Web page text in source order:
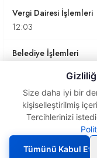
Vergi Dairesi İşlemleri
12:03
Belediye İşlemleri
Ticaret Sicili İşlemleri
05:27
İşletme Defteri ile
10:28
Bilinmesi Gerekenler
Size daha iyi bir
kişiselleştirilmiş
Tercihlerinizi
Tümünü Kabul Et